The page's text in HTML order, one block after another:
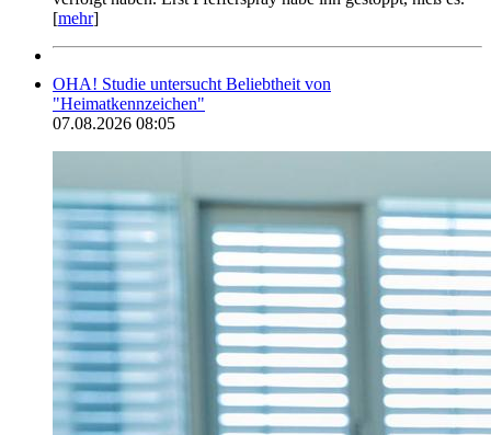
[mehr]
OHA! Studie untersucht Beliebtheit von
"Heimatkennzeichen"
07.08.2026 08:05